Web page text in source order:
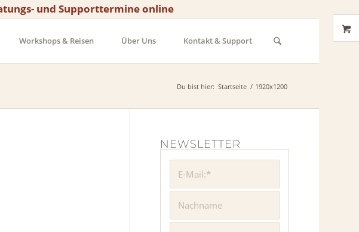
und Supporttermine online
Workshops & Reisen Über Uns Kontakt & Support
Du bist hier: Startseite / 1920x1200
NEWSLETTER